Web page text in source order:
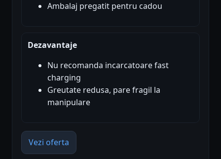
Ambalaj pregatit pentru cadou
Dezavantaje
Nu recomanda incarcatoare fast
charging
Greutate redusa, pare fragil la
manipulare
Vezi oferta